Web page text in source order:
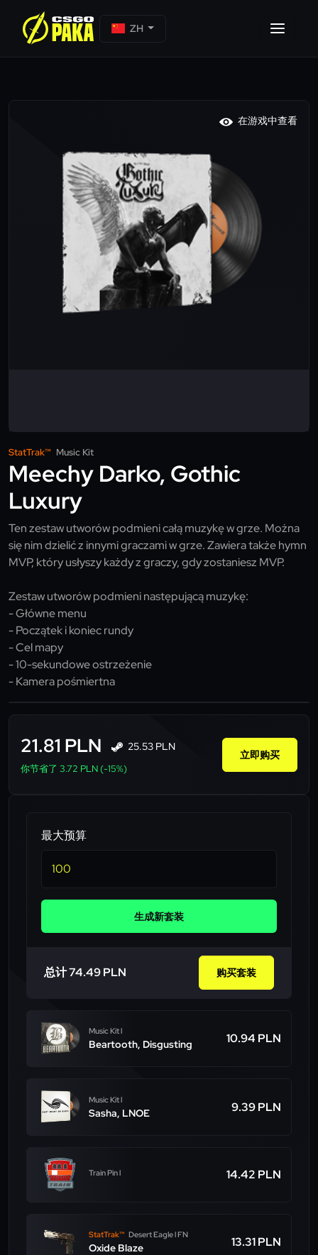
ZH
在游戏中查看
StatTrak™ Music Kit
Meechy Darko, Gothic
Luxury
Ten zestaw utworów podmieni całą muzykę w grze. Można
się nim dzielić z innymi graczami w grze. Zawiera także hymn
MVP, który usłyszy każdy z graczy, gdy zostaniesz MVP.
Zestaw utworów podmieni następującą muzykę:
- Główne menu
- Początek i koniec rundy
- Cel mapy
- 10-sekundowe ostrzeżenie
- Kamera pośmiertna
21.81 PLN 25.53 PLN
你节省了 3.72 PLN (-15%)
立即购买
最大预算
生成新套装
总计 74.49 PLN 购买套装
Music Kit l
Beartooth, Disgusting 10.94 PLN
Music Kit l
Sasha, LNOE 9.39 PLN
Train Pin l 14.42 PLN
StatTrak™ Desert Eagle l FN
Oxide Blaze 13.31 PLN